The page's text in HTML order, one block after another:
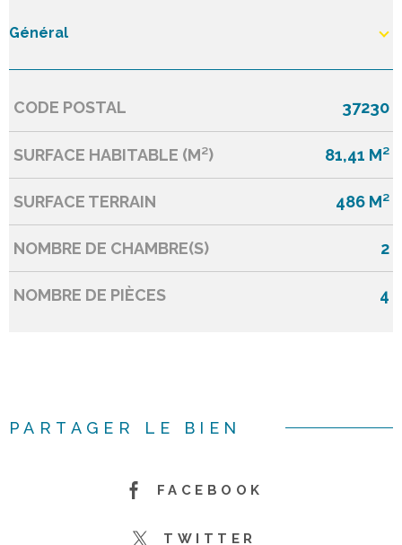
Général
Caractérisque Valeurs
CODE POSTAL 37230
SURFACE HABITABLE (M²) 81,41 M²
SURFACE TERRAIN 486 M²
NOMBRE DE CHAMBRE(S) 2
NOMBRE DE PIÈCES 4
PARTAGER LE BIEN
FACEBOOK
TWITTER